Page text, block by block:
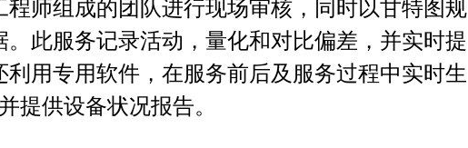
师组成的团队进行现场审核，同时以甘特图规
此服务记录活动，量化和对比偏差，并实时提
用专用软件，在服务前后及服务过程中实时生
提供设备状况报告。